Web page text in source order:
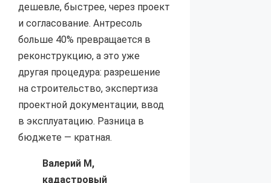
дешевле, быстрее, через проект
и согласование. Антресоль
больше 40% превращается в
реконструкцию, а это уже
другая процедура: разрешение
на строительство, экспертиза
проектной документации, ввод
в эксплуатацию. Разница в
бюджете — кратная.
Валерий М,
кадастровый